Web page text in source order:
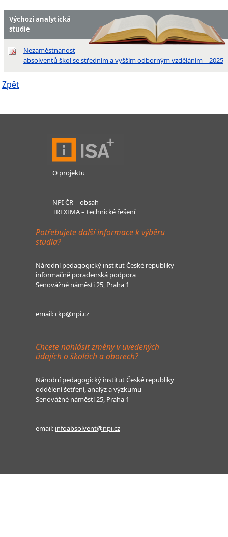
Výchozí analytická
studie
Nezaměstnanost
absolventů škol se středním a vyšším odborným vzděláním – 2025
Zpět
O projektu
NPI ČR – obsah
TREXIMA – technické řešení
Potřebujete další informace k výběru
studia?
Národní pedagogický institut České republiky
informačně poradenská podpora
Senovážné náměstí 25, Praha 1
email:ckp@npi.cz
Chcete nahlásit změny v uvedených
údajích o školách a oborech?
Národní pedagogický institut České republiky
oddělení šetření, analýz a výzkumu
Senovážné náměstí 25, Praha 1
email: infoabsolvent@npi.cz